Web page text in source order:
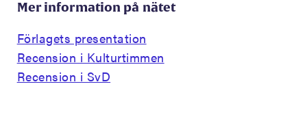
Mer information på nätet
Förlagets presentation
Recension i Kulturtimmen
Recension i SvD